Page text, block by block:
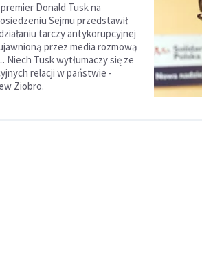
Donald Tusk na
Sejmu przedstawił
tarczy antykorupcyjnej
przez media rozmową
Niech Tusk wytłumaczy się ze
relacji w państwie -
Ziobro.